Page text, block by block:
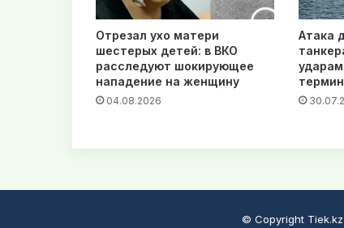
Отрезал ухо матери
шестерых детей: в ВКО
расследуют шокирующее
нападение на женщину
04.08.2026
Атака
© Copyright Tiek.kz